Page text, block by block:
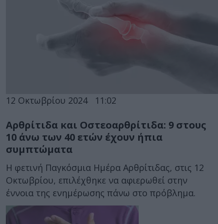
12 Οκτωβρίου 2024 11:02
Αρθρίτιδα και Οστεοαρθρίτιδα: 9 στους
10 άνω των 40 ετών έχουν ήπια
συμπτώματα
H φετινή Παγκόσμια Ημέρα Αρθρίτιδας, στις 12
Οκτωβρίου, επιλέχθηκε να αφιερωθεί στην
έννοια της ενημέρωσης πάνω στο πρόβλημα.